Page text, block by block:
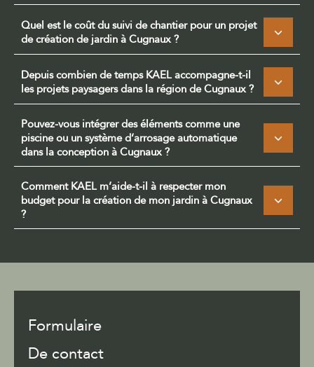
Quel est le coût du suivi de chantier pour un projet
de création de jardin à Cugnaux ?
Depuis combien de temps KAEL accompagne-t-il
les projets paysagers dans la région de Cugnaux ?
Pouvez-vous intégrer des éléments comme une
piscine ou un système d’arrosage automatique
dans la conception à Cugnaux ?
Comment KAEL m’aide-t-il à respecter mon
budget pour la création de mon jardin à Cugnaux
?
Formulaire
De contact